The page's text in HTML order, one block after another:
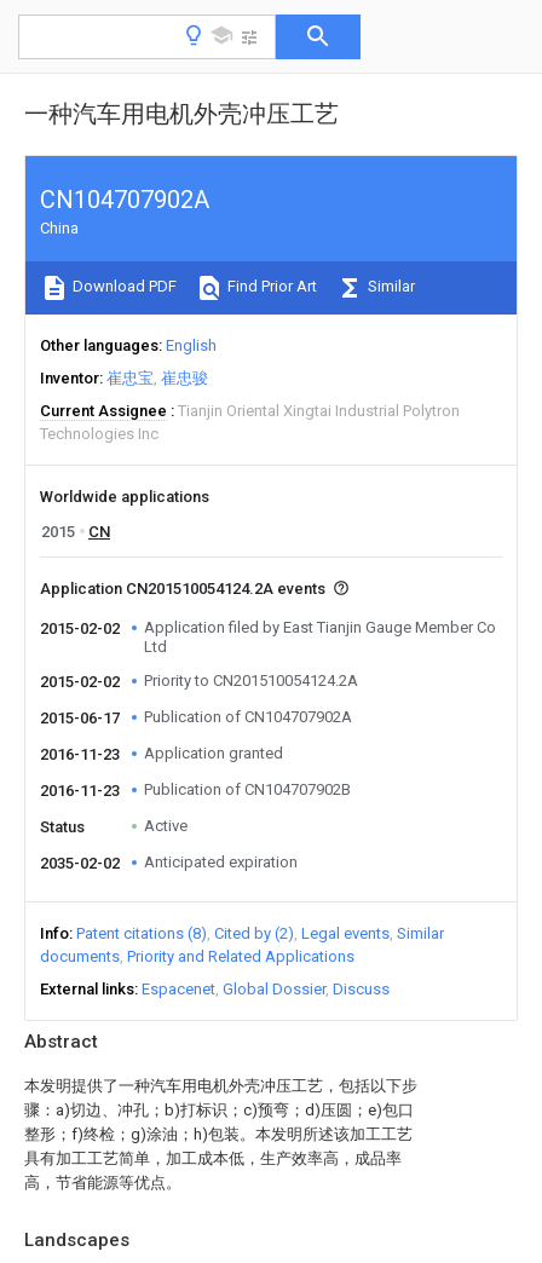
一种汽车用电机外壳冲压工艺
Abstract
本发明提供了一种汽车用电机外壳冲压工艺，包括以下步
骤：a)切边、冲孔；b)打标识；c)预弯；d)压圆；e)包口
整形；f)终检；g)涂油；h)包装。本发明所述该加工工艺
具有加工工艺简单，加工成本低，生产效率高，成品率
高，节省能源等优点。
Landscapes
CN104707902A
China
Download PDF Find Prior Art Similar
Other languages English
Inventor 崔忠宝 崔忠骏
Current Assignee
Tianjin Oriental Xingtai Industrial Polytron
Technologies Inc
Worldwide applications
2015
CN
Application CN201510054124.2A events
2015-02-02
Application filed by East Tianjin Gauge Member Co
Ltd
2015-02-02
Priority to CN201510054124.2A
2015-06-17 Publication of CN104707902A
2016-11-23 Application granted
2016-11-23 Publication of CN104707902B
Status Active
2035-02-02 Anticipated expiration
Info Patent citations (8) Cited by (2) Legal events Similar
documents Priority and Related Applications
External links Espacenet Global Dossier Discuss